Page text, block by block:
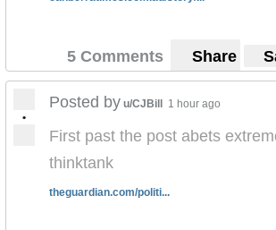
5 Comments Share
•
Posted by u/CJBill 1 hour ago
First past the post abets
thinktank
theguardian.com/politi...